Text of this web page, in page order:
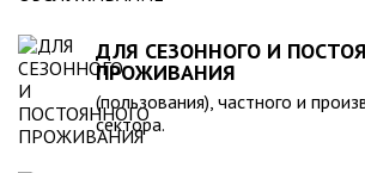
ДЛЯ СЕЗОННОГО И
ПРОЖИВАНИЯ
(пользования), частного и
сектора.